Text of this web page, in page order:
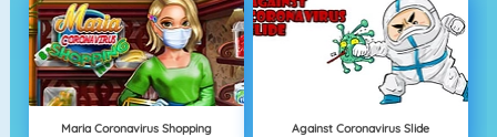
Maria Coronavirus Shopping Against Coronavirus Slide